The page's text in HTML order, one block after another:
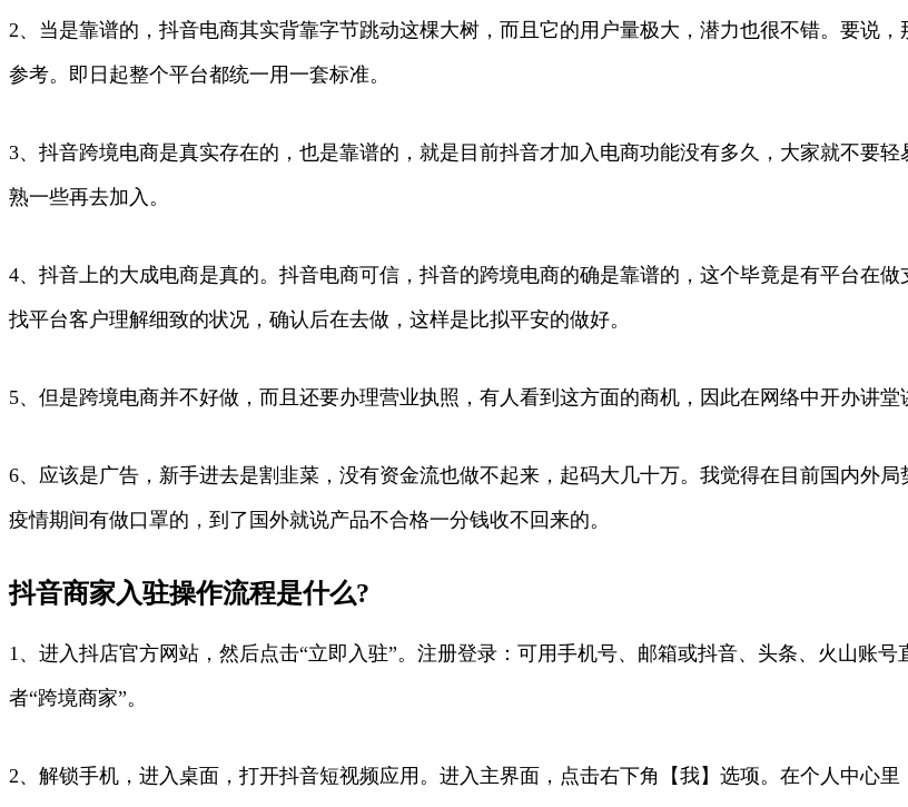
2、当是靠谱的，抖音电商其实背靠字节跳动这棵大树，而且它的用户量极大，潜力也很不错。要说
参考。即日起整个平台都统一用一套标准。
3、抖音跨境电商是真实存在的，也是靠谱的，就是目前抖音才加入电商功能没有多久，大家就不要
熟一些再去加入。
4、抖音上的大成电商是真的。抖音电商可信，抖音的跨境电商的确是靠谱的，这个毕竟是有平台在
找平台客户理解细致的状况，确认后在去做，这样是比拟平安的做好。
5、但是跨境电商并不好做，而且还要办理营业执照，有人看到这方面的商机，因此在网络中开办讲堂
6、应该是广告，新手进去是割韭菜，没有资金流也做不起来，起码大几十万。我觉得在目前国内外
疫情期间有做口罩的，到了国外就说产品不合格一分钱收不回来的。
抖音商家入驻操作流程是什么?
1、进入抖店官方网站，然后点击“立即入驻”。注册登录：可用手机号、邮箱或抖音、头条、火山账
者“跨境商家”。
2、解锁手机，进入桌面，打开抖音短视频应用。进入主界面，点击右下角【我】选项。在个人中心